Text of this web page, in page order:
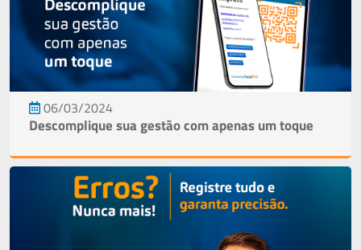
06/03/2024
Descomplique sua gestão com apenas um toque